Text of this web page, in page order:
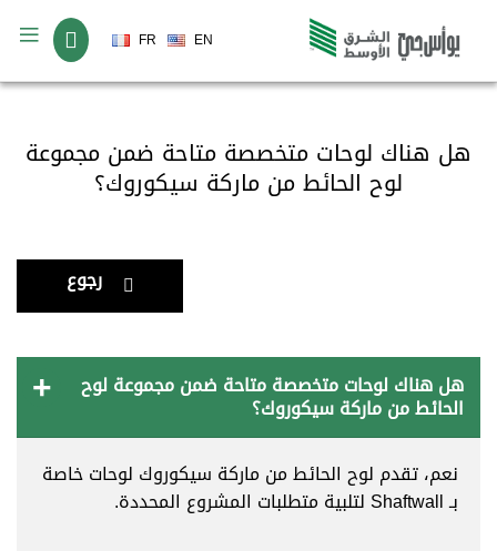
لغة
EN
FR
هل هناك لوحات متخصصة متاحة ضمن مجموعة
لوح الحائط من ماركة سيكوروك؟
رجوع
هل هناك لوحات متخصصة متاحة ضمن مجموعة لوح
الحائط من ماركة سيكوروك؟
نعم، تقدم لوح الحائط من ماركة سيكوروك لوحات خاصة
بـ Shaftwall لتلبية متطلبات المشروع المحددة.